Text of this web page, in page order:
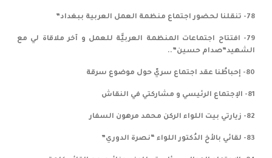
78- تنقلنا لحضور اجتماع منظمة العمل العربية ببغداد”
79- افتتاح اجتماعات المنظمة العربيَّة للعمل و آخر ملاقاة لي مع
الشهيد”صدام حسين”..
80- إحباطُنا عقد اجتماع سريّ حول موضوع سرقة
81- الإجتماع الرئيسي و مشاركتي في النقاش
82- زيارتي بيت اللواء الركن محمد مرهون السفار
83- لقائي بالأخ الدُكتور اللواء “نصرة الدوري”